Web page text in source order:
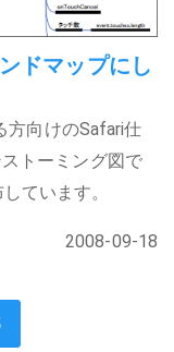
ドマップにし
方向けのSafari仕
トーミング図で
ています。
2008-09-18